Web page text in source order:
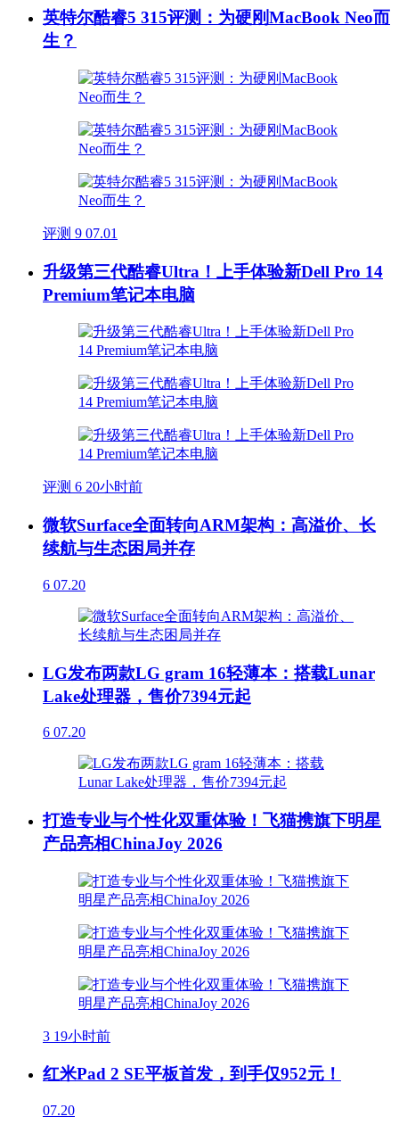
英特尔酷睿5 315评测：为硬刚MacBook Neo而
生？
评测 9 07.01
升级第三代酷睿Ultra！上手体验新Dell Pro 14
Premium笔记本电脑
评测 6 20小时前
微软Surface全面转向ARM架构：高溢价、长
续航与生态困局并存
6 07.20
LG发布两款LG gram 16轻薄本：搭载Lunar
Lake处理器，售价7394元起
6 07.20
打造专业与个性化双重体验！飞猫携旗下明星
产品亮相ChinaJoy 2026
3 19小时前
红米Pad 2 SE平板首发，到手仅952元！
07.20